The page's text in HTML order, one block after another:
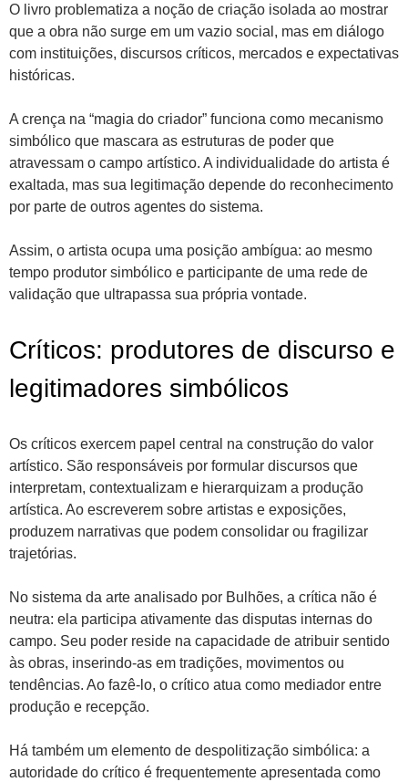
O livro problematiza a noção de criação isolada ao mostrar
que a obra não surge em um vazio social, mas em diálogo
com instituições, discursos críticos, mercados e expectativas
históricas.
A crença na “magia do criador” funciona como mecanismo
simbólico que mascara as estruturas de poder que
atravessam o campo artístico. A individualidade do artista é
exaltada, mas sua legitimação depende do reconhecimento
por parte de outros agentes do sistema.
Assim, o artista ocupa uma posição ambígua: ao mesmo
tempo produtor simbólico e participante de uma rede de
validação que ultrapassa sua própria vontade.
Críticos: produtores de discurso e
legitimadores simbólicos
Os críticos exercem papel central na construção do valor
artístico. São responsáveis por formular discursos que
interpretam, contextualizam e hierarquizam a produção
artística. Ao escreverem sobre artistas e exposições,
produzem narrativas que podem consolidar ou fragilizar
trajetórias.
No sistema da arte analisado por Bulhões, a crítica não é
neutra: ela participa ativamente das disputas internas do
campo. Seu poder reside na capacidade de atribuir sentido
às obras, inserindo-as em tradições, movimentos ou
tendências. Ao fazê-lo, o crítico atua como mediador entre
produção e recepção.
Há também um elemento de despolitização simbólica: a
autoridade do crítico é frequentemente apresentada como